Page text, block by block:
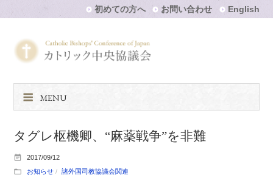
初めての方へ お問い合わせ English
MENU
タグレ枢機卿、“麻薬戦争”を非難
2017/09/12
お知らせ
諸外国司教協議会関連